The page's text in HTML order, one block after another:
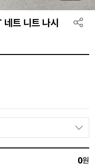
트 니트 나시
0원